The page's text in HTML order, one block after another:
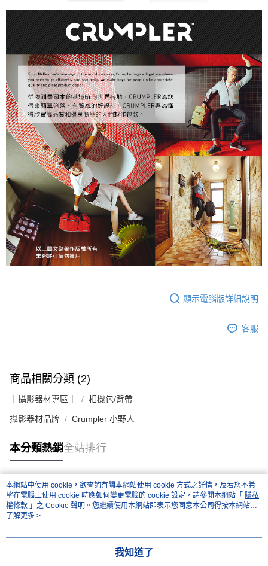
顯示電腦版詳細說明
客服
商品相關分類 (2)
｜攝影器材專區｜ 相機包/背帶
攝影器材品牌 Crumpler 小野人
本分類熱銷全站排行
熱門標籤
本網站中使用 cookie，欲查詢有關本網站使用 cookie 方式之詳情，及若您不希
望在電腦上使用 cookie 時應如何變更電腦的 cookie 設定，請參閱本網站「 隱私
權條款 」之 Cookie 聲明。您繼續使用本網站即表示您同意本公司得按本網站使
用條款之 Cookie 聲明使用 cookie。
了解更多 >
我知道了